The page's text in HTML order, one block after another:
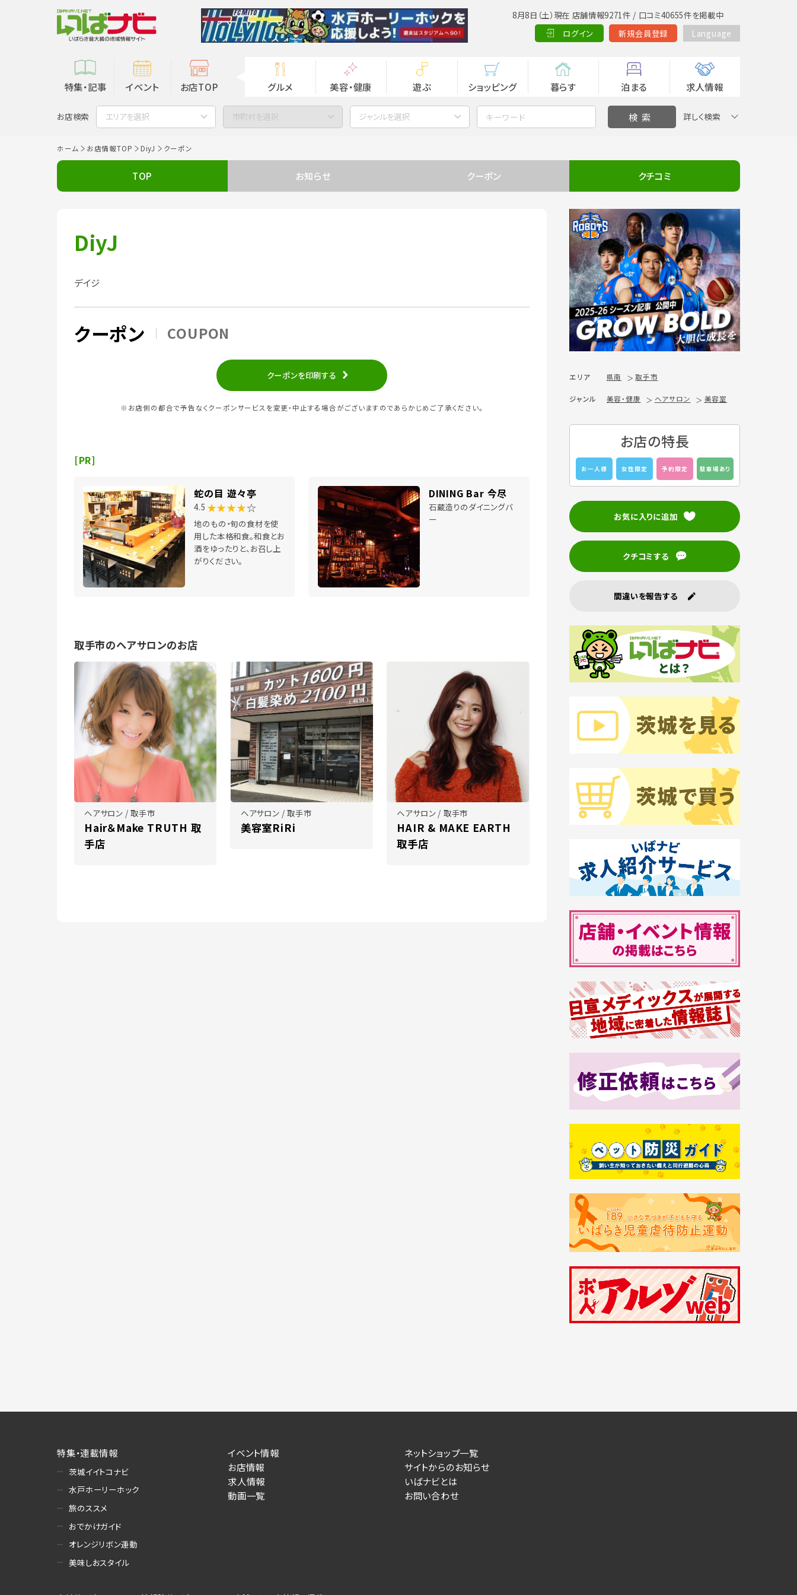
8月8日（土）現在 店舗情報9271件 / 口コミ40655件を掲載中
ログイン
新規会員登録 Language
特集・記事 イベント お店TOP グルメ 美容・健康 遊ぶ ショッピング 暮らす 泊まる 求人情報
お店検索 エリアを選択 市町村を選択 ジャンルを選択 詳しく検索
ホーム お店情報TOP DiyJ クーポン
TOP お知らせ クーポン クチコミ
DiyJ
デイジ
クーポン COUPON
クーポンを印刷する
※お店側の都合で予告なくクーポンサービスを変更・中止する場合がございますのであらかじめご了承ください。
[PR]
蛇の目 遊々亭
4.5 ★★★★☆
地のもの・旬の食材を使
用した本格和食。和食とお
酒をゆったりと、お召し上
がりください。
DINING Bar 今尽
石蔵造りのダイニングバ
ー
取手市のヘアサロンのお店
ヘアサロン / 取手市
Hair＆Make TRUTH 取
手店
ヘアサロン / 取手市
美容室RiRi
ヘアサロン / 取手市
HAIR & MAKE EARTH
取手店
エリア 県南 取手市
ジャンル 美容・健康 ヘアサロン 美容室
お店の特長
お一人様 女性限定 予約限定 駐車場あり
お気に入りに追加
クチコミする
間違いを報告する
特集・連載情報
茨城イイトコナビ
水戸ホーリーホック
旅のススメ
おでかけガイド
オレンジリボン運動
美味しおスタイル
イベント情報
お店情報
求人情報
動画一覧
ネットショップ一覧
サイトからのお知らせ
いばナビとは
お問い合わせ